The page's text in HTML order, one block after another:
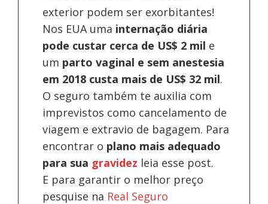
exterior podem ser exorbitantes!
Nos EUA uma internação diária
pode custar cerca de US$ 2 mil e
um parto vaginal e sem anestesia
em 2018 custa mais de US$ 32 mil.
O seguro também te auxilia com
imprevistos como cancelamento de
viagem e extravio de bagagem. Para
encontrar o plano mais adequado
para sua gravidez leia esse post.
E para garantir o melhor preço
pesquise na Real Seguro